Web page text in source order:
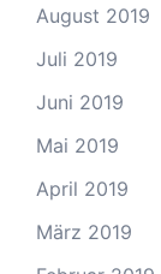
August 2019
Juli 2019
Juni 2019
Mai 2019
April 2019
März 2019